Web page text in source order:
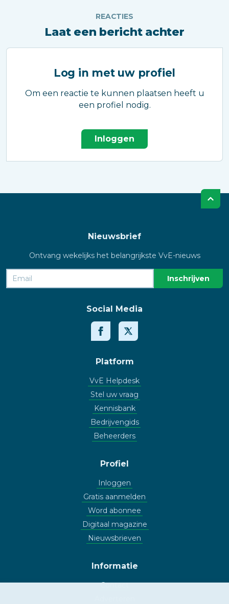
REACTIES
Laat een bericht achter
Log in met uw profiel
Om een reactie te kunnen plaatsen heeft u
een profiel nodig.
Inloggen
Nieuwsbrief
Ontvang wekelijks het belangrijkste VvE-nieuws
Social Media
Platform
VvE Helpdesk
Stel uw vraag
Kennisbank
Bedrijvengids
Beheerders
Profiel
Inloggen
Gratis aanmelden
Word abonnee
Digitaal magazine
Nieuwsbrieven
Informatie
Contact